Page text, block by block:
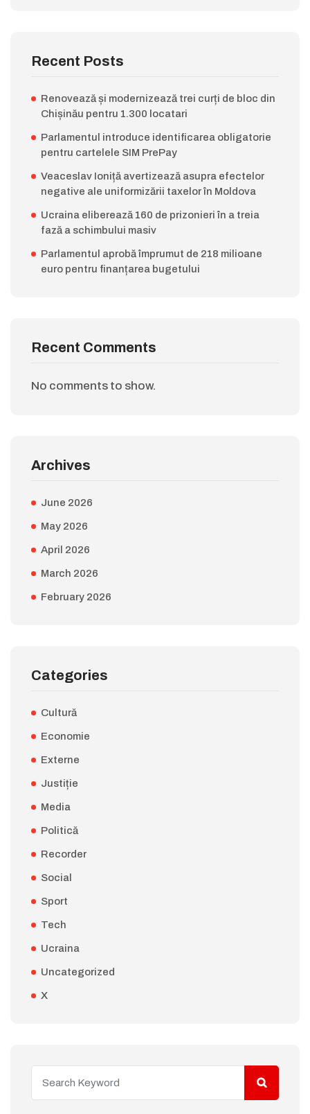
Recent Posts
Renovează și modernizează trei curți de bloc din
Chișinău pentru 1.300 locatari
Parlamentul introduce identificarea obligatorie
pentru cartelele SIM PrePay
Veaceslav Ioniță avertizează asupra efectelor
negative ale uniformizării taxelor în Moldova
Ucraina eliberează 160 de prizonieri în a treia
fază a schimbului masiv
Parlamentul aprobă împrumut de 218 milioane
euro pentru finanțarea bugetului
Recent Comments
No comments to show.
Archives
June 2026
May 2026
April 2026
March 2026
February 2026
Categories
Cultură
Economie
Externe
Justiție
Media
Politică
Recorder
Social
Sport
Tech
Ucraina
Uncategorized
X